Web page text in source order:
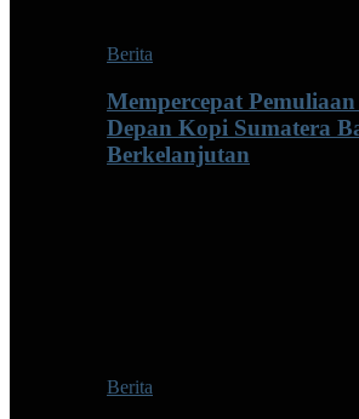
Berita
Mempercepat
Depan Kopi Sumatera
Berkelanjutan
Berita